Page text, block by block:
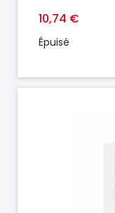
10,74 €
Épuisé